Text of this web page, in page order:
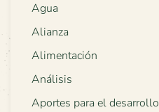
Agua
Alianza
Alimentación
Análisis
Aportes para el desarrollo